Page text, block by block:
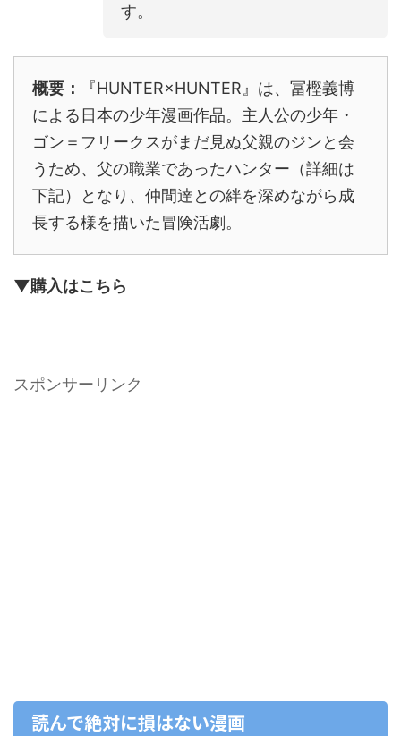
す。
概要：
『HUNTER×HUNTER』は、冨樫義博
による日本の少年漫画作品。主人公の少年・
ゴン＝フリークスがまだ見ぬ父親のジンと会
うため、父の職業であったハンター（詳細は
下記）となり、仲間達との絆を深めながら成
長する様を描いた冒険活劇。
▼購入はこちら
スポンサーリンク
読んで絶対に損はない漫画